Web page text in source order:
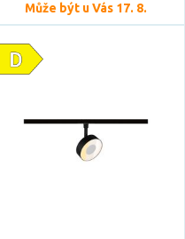
Může být u Vás 17. 8.